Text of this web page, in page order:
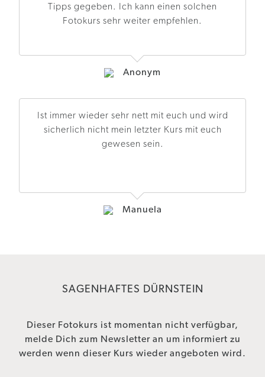
Tipps gegeben. Ich kann einen solchen
Fotokurs sehr weiter empfehlen.
Anonym
Ist immer wieder sehr nett mit euch und wird
sicherlich nicht mein letzter Kurs mit euch
gewesen sein.
Manuela
SAGENHAFTES DÜRNSTEIN
Dieser Fotokurs ist momentan nicht verfügbar,
melde Dich zum Newsletter an um informiert zu
werden wenn dieser Kurs wieder angeboten wird.